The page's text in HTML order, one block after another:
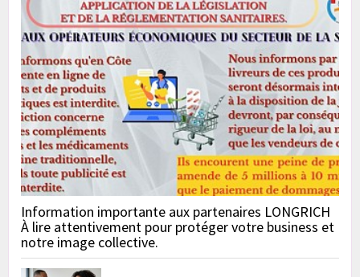
Information importante aux partenaires LONGRICH
À lire attentivement pour protéger votre business et
notre image collective.